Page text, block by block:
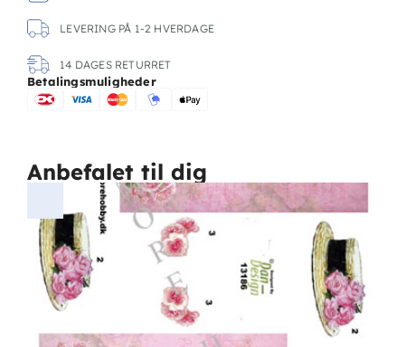
LEVERING PÅ 1-2 HVERDAGE
14 DAGES RETURRET
Betalingsmuligheder
Anbefalet til dig